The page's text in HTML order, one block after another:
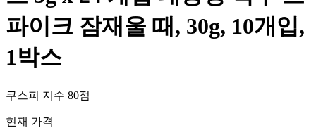
파이크 잠재울 때, 30g, 10개입,
1박스
쿠스피 지수 80점
현재 가격